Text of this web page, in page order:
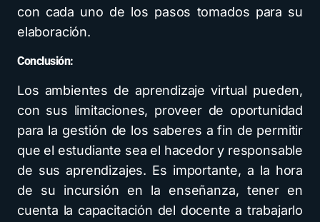
con cada uno de los pasos tomados para su
elaboración.
Conclusión:
Los ambientes de aprendizaje virtual pueden,
con sus limitaciones, proveer de oportunidad
para la gestión de los saberes a fin de permitir
que el estudiante sea el hacedor y responsable
de sus aprendizajes. Es importante, a la hora
de su incursión en la enseñanza, tener en
cuenta la capacitación del docente a trabajarlo